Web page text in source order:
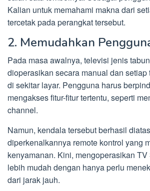
Kalian untuk memahami makna dari
tercetak pada perangkat tersebut.
2. Memudahkan
Pada masa awalnya, televisi jenis
dioperasikan secara manual dan setiap
di sekitar layar. Pengguna harus
mengakses fitur-fitur tertentu, seperti
channel.
Namun, kendala tersebut berhasil
diperkenalkannya remote kontrol yang
kenyamanan. Kini, mengoperasikan
lebih mudah dengan hanya perlu
dari jarak jauh.